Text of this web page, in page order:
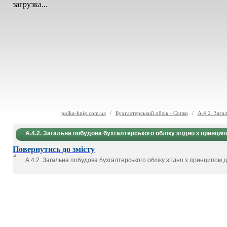
загрузка...
polka-knig.com.ua / Бухгалтерський облік - Сопко / А.4.2.
А.4.2. Загальна побудова бухгалтерського обліку згідно з
Повернутись до змісту
А.4.2. Загальна побудова бухгалтерського обліку згідно з принципом